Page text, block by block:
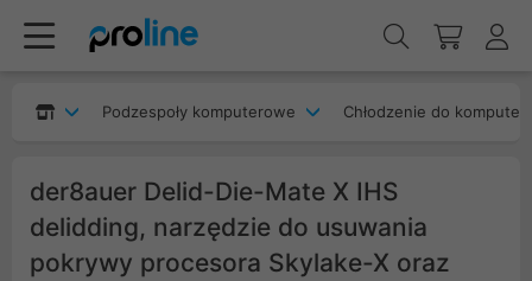
Podzespoły komputerowe Chłodzenie do
der8auer Delid-Die-Mate X IHS
delidding, narzędzie do usuwania
pokrywy procesora Skylake-X oraz